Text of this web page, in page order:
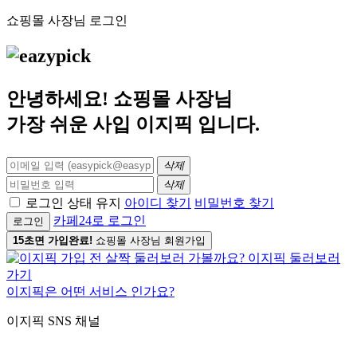
쇼핑몰 사장님 로그인
안녕하세요! 쇼핑몰 사장님
가장 쉬운 사입 이지픽 입니다.
삭제
삭제
로그인 상태 유지 아이디 찾기 비밀번호 찾기
로그인 카페24로 로그인
15초면 가입완료! 쇼핑몰 사장님 회원가입
이지픽은 어떤 서비스 인가요?
이지픽 SNS 채널